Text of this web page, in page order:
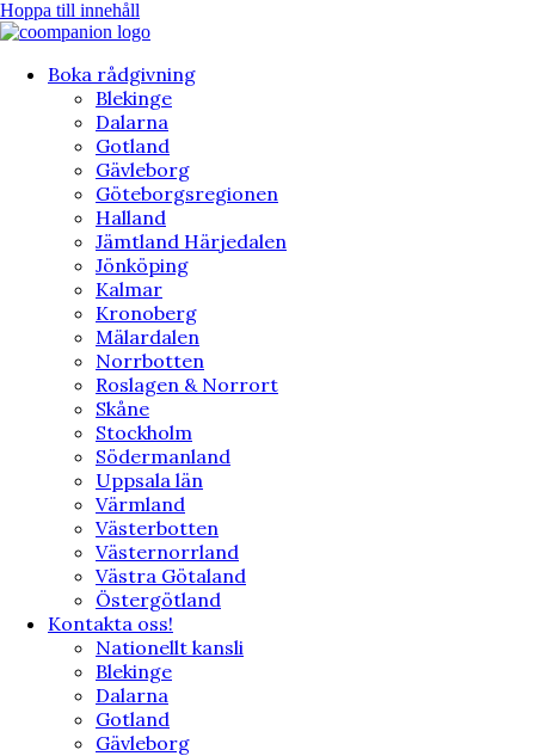
Hoppa till innehåll
Boka rådgivning
Blekinge
Dalarna
Gotland
Gävleborg
Göteborgsregionen
Halland
Jämtland Härjedalen
Jönköping
Kalmar
Kronoberg
Mälardalen
Norrbotten
Roslagen & Norrort
Skåne
Stockholm
Södermanland
Uppsala län
Värmland
Västerbotten
Västernorrland
Västra Götaland
Östergötland
Kontakta oss!
Nationellt kansli
Blekinge
Dalarna
Gotland
Gävleborg